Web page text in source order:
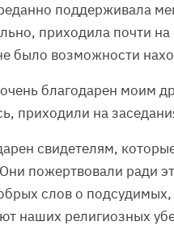
поддерживала
приходила почти
было возможности
благодарен моим
приходили на
свидетелям,
пожертвовали ради
слов о
наших религиозных